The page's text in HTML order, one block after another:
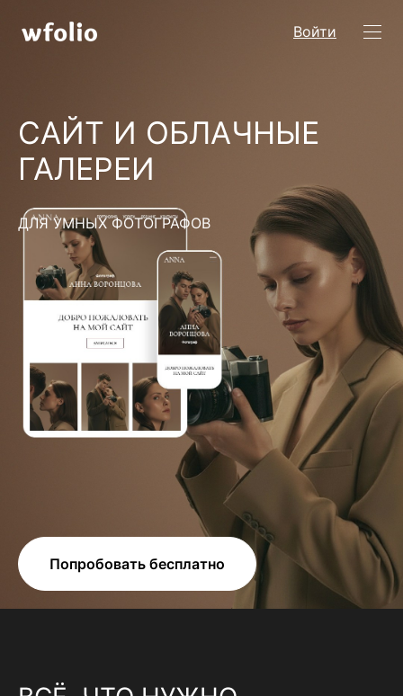
Войти
САЙТ И ОБЛАЧНЫЕ
ГАЛЕРЕИ
ДЛЯ УМНЫХ ФОТОГРАФОВ
Попробовать бесплатно